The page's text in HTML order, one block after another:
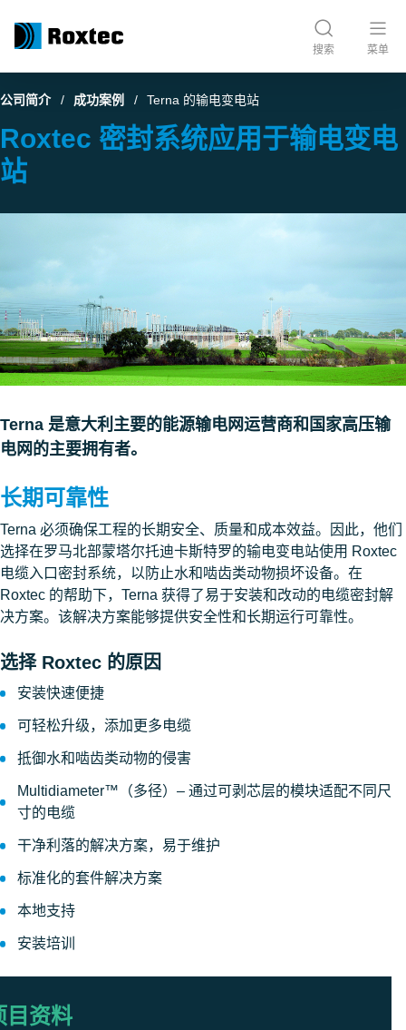
搜索 菜单
公司简介 成功案例 Terna 的输电变电站
Roxtec 密封系统应用于输电变电
站
Terna 是意大利主要的能源输电网运营商和国家高压输
电网的主要拥有者。
长期可靠性
Terna 必须确保工程的长期安全、质量和成本效益。因此，他们
选择在罗马北部蒙塔尔托迪卡斯特罗的输电变电站使用 Roxtec
电缆入口密封系统，以防止水和啮齿类动物损坏设备。在
Roxtec 的帮助下，Terna 获得了易于安装和改动的电缆密封解
决方案。该解决方案能够提供安全性和长期运行可靠性。
选择 Roxtec 的原因
安装快速便捷
可轻松升级，添加更多电缆
抵御水和啮齿类动物的侵害
Multidiameter™（多径）– 通过可剥芯层的模块适配不同尺
寸的电缆
干净利落的解决方案，易于维护
标准化的套件解决方案
本地支持
安装培训
目资料